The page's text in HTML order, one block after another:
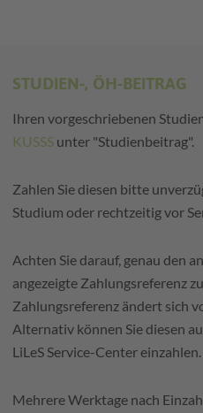
STUDIEN-, ÖH-BEITRAG
Ihren vorgeschriebenen
KUSSS unter "Studienbeitrag".
Zahlen Sie diesen bitte
Studium oder rechtzeitig vor
Achten Sie darauf, genau den
angezeigte Zahlungsreferenz
Zahlungsreferenz ändert sich
Alternativ können Sie diesen
LiLeS Service-Center einzahlen.
Mehrere Werktage nach